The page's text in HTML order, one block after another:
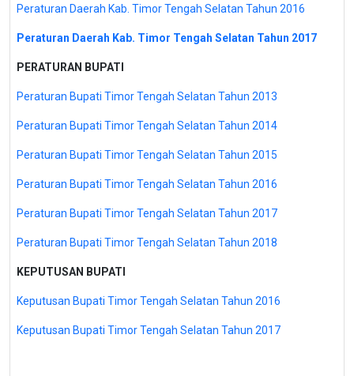
Peraturan Daerah Kab. Timor Tengah Selatan Tahun 2016
Peraturan Daerah Kab. Timor Tengah Selatan Tahun 2017
PERATURAN BUPATI
Peraturan Bupati Timor Tengah Selatan Tahun 2013
Peraturan Bupati Timor Tengah Selatan Tahun 2014
Peraturan Bupati Timor Tengah Selatan Tahun 2015
Peraturan Bupati Timor Tengah Selatan Tahun 2016
Peraturan Bupati Timor Tengah Selatan Tahun 2017
Peraturan Bupati Timor Tengah Selatan Tahun 2018
KEPUTUSAN BUPATI
Keputusan Bupati Timor Tengah Selatan Tahun 2016
Keputusan Bupati Timor Tengah Selatan Tahun 2017